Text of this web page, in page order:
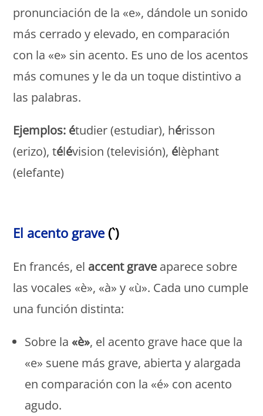
pronunciación de la «e», dándole un sonido
más cerrado y elevado, en comparación
con la «e» sin acento. Es uno de los acentos
más comunes y le da un toque distintivo a
las palabras.
Ejemplos: étudier (estudiar), hérisson
(erizo), télévision (televisión), élèphant
(elefante)
El acento grave (`)
En francés, el accent grave aparece sobre
las vocales «è», «à» y «ù». Cada uno cumple
una función distinta:
Sobre la«è», el acento grave hace que la
«e» suene más grave, abierta y alargada
en comparación con la «é» con acento
agudo.